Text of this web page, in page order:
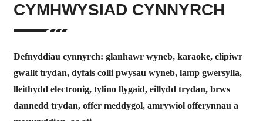
CYMHWYSIAD CYNNYRCH
Defnyddiau cynnyrch: glanhawr wyneb, karaoke, clipiwr
gwallt trydan, dyfais colli pwysau wyneb, lamp gwersylla,
lleithydd electronig, tylino llygaid, eillydd trydan, brws
dannedd trydan, offer meddygol, amrywiol offerynnau a